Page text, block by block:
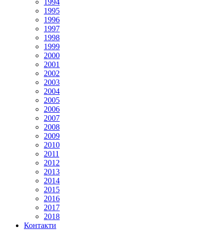
1995
1996
1997
1998
1999
2000
2001
2002
2003
2004
2005
2006
2007
2008
2009
2010
2011
2012
2013
2014
2015
2016
2017
2018
Контакти